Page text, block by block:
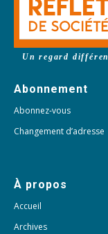
Un regard
Abonnement
Abonnez-vous
Changement d’adresse
À propos
Accueil
Archives